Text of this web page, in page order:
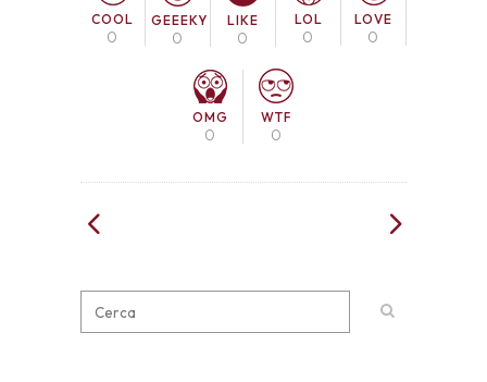
COOL
0
GEEEKY
0
LIKE
0
LOL
0
LOVE
0
OMG
0
WTF
0